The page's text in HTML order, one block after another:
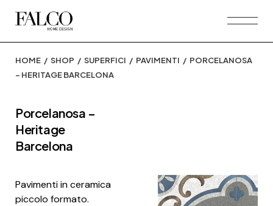
HOME SHOP SUPERFICI PAVIMENTI
PORCELANOSA
– HERITAGE BARCELONA
Porcelanosa –
Heritage
Barcelona
Pavimenti in ceramica
piccolo formato.